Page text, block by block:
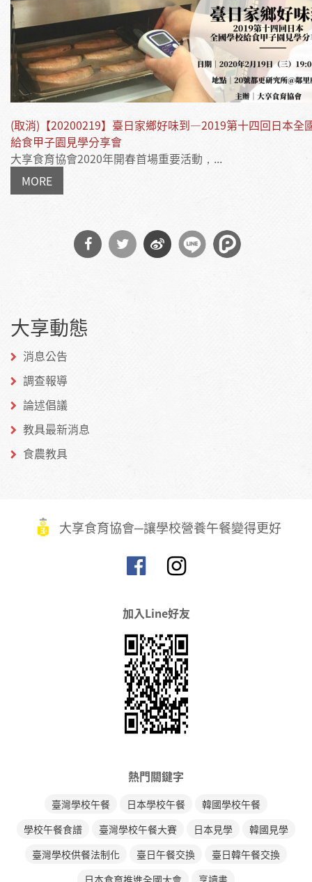
(取消)【20200219】臺日家鄉好味到—2019第十四回日本全
給食甲子園見學分享會
大享食育協會2020年開春首場重要活動，...
MORE
Facebook
大享動態
消息公告
調查報導
論述倡議
教具最新消息
食農教具
大享食育協會─讓學校營養午餐變得更好
加入Line好友
熱門關鍵字
臺灣學校午餐 日本學校午餐
韓國學校午餐
學校午餐食譜
臺灣學校午餐大賽 日本見學
韓國見學
臺灣學校供餐法制化
臺日午餐交換
臺日韓午餐交換
日本食育推進全國大會
享讀書